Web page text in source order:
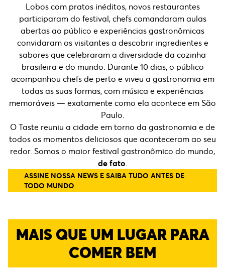
Lobos com pratos inéditos, novos restaurantes
participaram do festival, chefs comandaram aulas
abertas ao público e experiências gastronômicas
convidaram os visitantes a descobrir ingredientes e
sabores que celebraram a diversidade da cozinha
brasileira e do mundo. Durante 10 dias, o público
acompanhou chefs de perto e viveu a gastronomia em
todas as suas formas, com música e experiências
memoráveis — exatamente como ela acontece em São
Paulo.
O Taste reuniu a cidade em torno da gastronomia e de
todos os momentos deliciosos que aconteceram ao seu
redor. Somos o maior festival gastronômico do mundo,
de fato.
ASSINE NOSSA NEWS E SAIBA TUDO ANTES DE
TODO MUNDO
MAIS QUE UM LUGAR PARA
COMER BEM